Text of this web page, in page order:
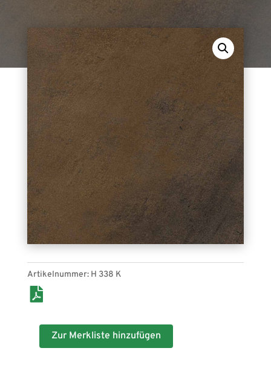
EXPOkleben H 338 K (blech). Fliesen, für den
Indoor-Bereich geeignet.
Artikelnummer: H 338 K
Zur Merkliste hinzufügen